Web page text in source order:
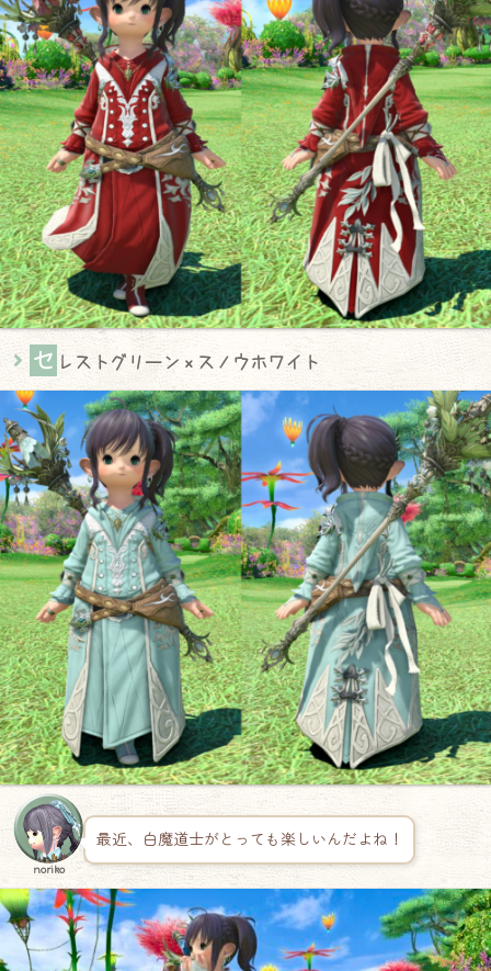
セ レストグリーン × スノウホワイト
noriko
最近、白魔道士がとっても楽しいんだよね！